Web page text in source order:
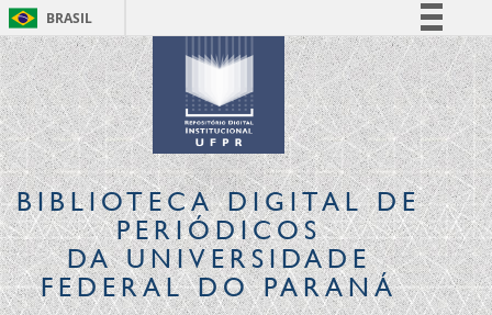
BRASIL
Simplifique!
Comunica BR
Participe
Acesso à informação
Legislação
Canais
BIBLIOTECA DIGITALDE
PERIÓDICOS
DA UNIVERSIDADE
FEDERAL DO PARANÁ